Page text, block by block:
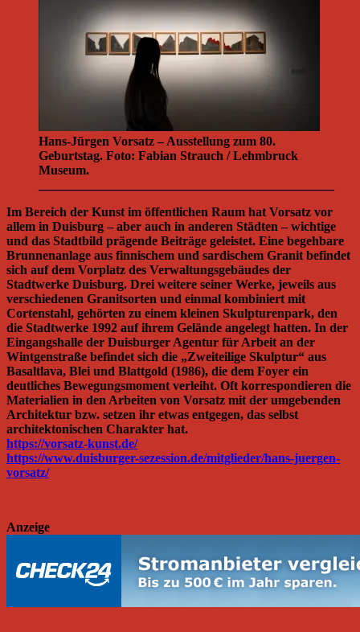
Hans-Jürgen Vorsatz – Ausstellung zum 80.
Geburtstag. Foto: Fabian Strauch / Lehmbruck
Museum.
Im Bereich der Kunst im öffentlichen Raum hat Vorsatz vor
allem in Duisburg – aber auch in anderen Städten – wichtige
und das Stadtbild prägende Beiträge geleistet. Eine begehbare
Brunnenanlage aus finnischem und sardischem Granit befindet
sich auf dem Vorplatz des Verwaltungsgebäudes der
Stadtwerke Duisburg. Drei weitere seiner Werke, jeweils aus
verschiedenen Granitsorten und einmal kombiniert mit
Cortenstahl, gehörten zu einem kleinen Skulpturenpark, den
die Stadtwerke 1992 auf ihrem Gelände angelegt hatten. In der
Eingangshalle der Duisburger Agentur für Arbeit an der
Wintgenstraße befindet sich die „Zweiteilige Skulptur“ aus
Basaltlava, Blei und Blattgold (1986), die dem Foyer ein
deutliches Bewegungsmoment verleiht. Oft korrespondieren die
Materialien in den Arbeiten von Vorsatz mit der umgebenden
Architektur bzw. setzen ihr etwas entgegen, das selbst
architektonischen Charakter hat.
https://vorsatz-kunst.de/
https://www.duisburger-sezession.de/mitglieder/hans-juergen-
vorsatz/
Anzeige